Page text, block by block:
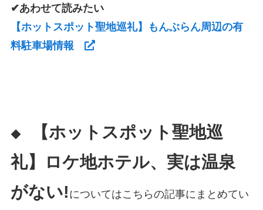
✔あわせて読みたい
【ホットスポット聖地巡礼】もんぶらん周辺の有
料駐車場情報
◆
【ホットスポット聖地巡
礼】ロケ地ホテル、実は温泉
がない! についてはこちらの記事にまとめてい